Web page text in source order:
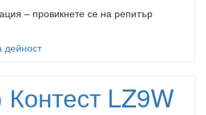
– провикнете се на репитър
дейност
LZ9W